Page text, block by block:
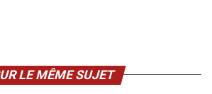
LE MÊME SUJET